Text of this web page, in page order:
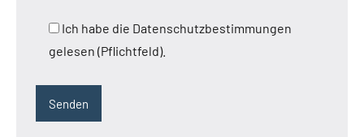
Ich habe die Datenschutzbestimmungen
gelesen (Pflichtfeld).